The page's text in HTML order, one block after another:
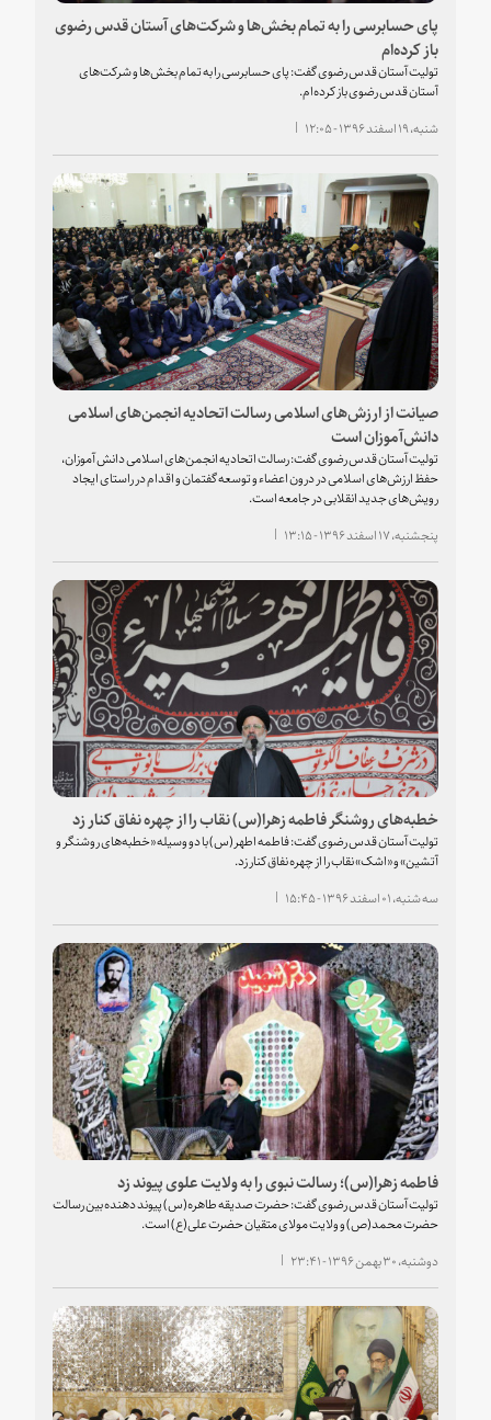
پای حسابرسی را به تمام بخش‌ها و شرکت‌های آستان قدس رضوی
باز کرده‌ام
تولیت آستان قدس رضوی گفت: پای حسابرسی را به تمام بخش‌ها و شرکت‌های
آستان قدس رضوی باز کرده‌ام.
شنبه، ۱۹ اسفند ۱۳۹۶ - ۱۲:۰۵
صیانت از ارزش‌های اسلامی رسالت اتحادیه انجمن‌های اسلامی
دانش‌آموزان است
تولیت آستان قدس رضوی گفت: رسالت اتحادیه انجمن‌های اسلامی دانش آموزان،
حفظ ارزش‌های اسلامی در درون اعضاء و توسعه گفتمان و اقدام در راستای ایجاد
رویش‌های جدید انقلابی در جامعه است.
پنجشنبه، ۱۷ اسفند ۱۳۹۶ - ۱۳:۱۵
خطبه‌های روشنگر فاطمه زهرا(س) نقاب را از چهره نفاق کنار زد
تولیت آستان قدس رضوی گفت: فاطمه اطهر(س) با دو وسیله «خطبه‌های روشنگر و
آتشین» و «اشک» نقاب را از چهره نفاق کنار زد.
سه شنبه، ۰۱ اسفند ۱۳۹۶ - ۱۵:۴۵
فاطمه زهرا(س)؛ رسالت نبوی را به ولایت علوی پیوند زد
تولیت آستان قدس رضوی گفت: حضرت صدیقه طاهره(س) پیوند دهنده بین رسالت
حضرت محمد(ص) و ولایت مولای متقیان حضرت علی(ع) است.
دوشنبه، ۳۰ بهمن ۱۳۹۶ - ۲۳:۴۱